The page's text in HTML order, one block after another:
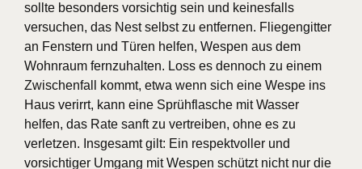
sollte besonders vorsichtig sein und keinesfalls
versuchen, das Nest selbst zu entfernen. Fliegengitter
an Fenstern und Türen helfen, Wespen aus dem
Wohnraum fernzuhalten. Loss es dennoch zu einem
Zwischenfall kommt, etwa wenn sich eine Wespe ins
Haus verirrt, kann eine Sprühflasche mit Wasser
helfen, das Rate sanft zu vertreiben, ohne es zu
verletzen. Insgesamt gilt: Ein respektvoller und
vorsichtiger Umgang mit Wespen schützt nicht nur die